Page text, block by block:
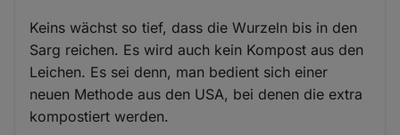
Keins wächst so tief, dass die Wurzeln bis in den
Sarg reichen. Es wird auch kein Kompost aus den
Leichen. Es sei denn, man bedient sich einer
neuen Methode aus den USA, bei denen die extra
kompostiert werden.